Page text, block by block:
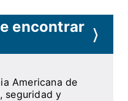
encontrar 〉
Americana de
seguridad y